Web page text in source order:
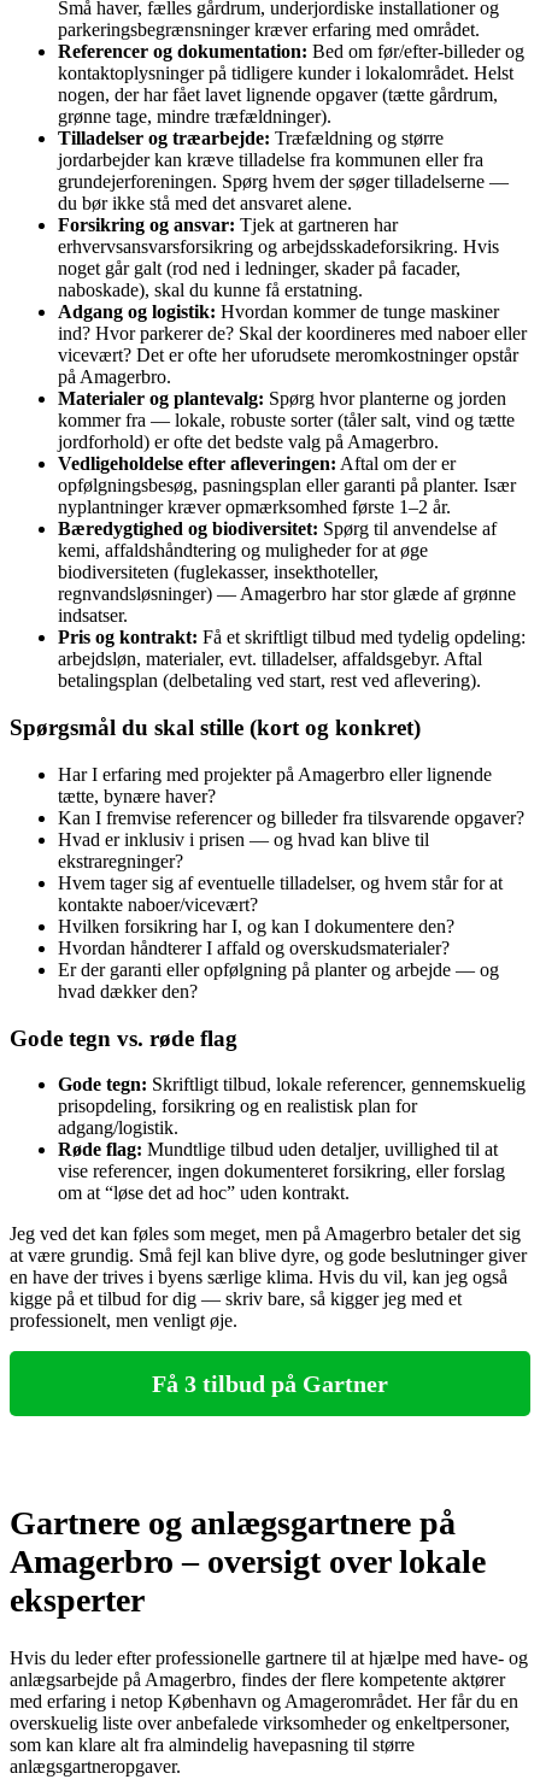
Små haver, fælles gårdrum, underjordiske installationer og
parkeringsbegrænsninger kræver erfaring med området.
Referencer og dokumentation: Bed om før/efter-billeder og
kontaktoplysninger på tidligere kunder i lokalområdet. Helst
nogen, der har fået lavet lignende opgaver (tætte gårdrum,
grønne tage, mindre træfældninger).
Tilladelser og træarbejde: Træfældning og større
jordarbejder kan kræve tilladelse fra kommunen eller fra
grundejerforeningen. Spørg hvem der søger tilladelserne —
du bør ikke stå med det ansvaret alene.
Forsikring og ansvar: Tjek at gartneren har
erhvervsansvarsforsikring og arbejdsskadeforsikring. Hvis
noget går galt (rod ned i ledninger, skader på facader,
naboskade), skal du kunne få erstatning.
Adgang og logistik: Hvordan kommer de tunge maskiner
ind? Hvor parkerer de? Skal der koordineres med naboer eller
vicevært? Det er ofte her uforudsete meromkostninger opstår
på Amagerbro.
Materialer og plantevalg: Spørg hvor planterne og jorden
kommer fra — lokale, robuste sorter (tåler salt, vind og tætte
jordforhold) er ofte det bedste valg på Amagerbro.
Vedligeholdelse efter afleveringen: Aftal om der er
opfølgningsbesøg, pasningsplan eller garanti på planter. Især
nyplantninger kræver opmærksomhed første 1–2 år.
Bæredygtighed og biodiversitet: Spørg til anvendelse af
kemi, affaldshåndtering og muligheder for at øge
biodiversiteten (fuglekasser, insekthoteller,
regnvandsløsninger) — Amagerbro har stor glæde af grønne
indsatser.
Pris og kontrakt: Få et skriftligt tilbud med tydelig opdeling:
arbejdsløn, materialer, evt. tilladelser, affaldsgebyr. Aftal
betalingsplan (delbetaling ved start, rest ved aflevering).
Spørgsmål du skal stille (kort og konkret)
Har I erfaring med projekter på Amagerbro eller lignende
tætte, bynære haver?
Kan I fremvise referencer og billeder fra tilsvarende opgaver?
Hvad er inklusiv i prisen — og hvad kan blive til
ekstraregninger?
Hvem tager sig af eventuelle tilladelser, og hvem står for at
kontakte naboer/vicevært?
Hvilken forsikring har I, og kan I dokumentere den?
Hvordan håndterer I affald og overskudsmaterialer?
Er der garanti eller opfølgning på planter og arbejde — og
hvad dækker den?
Gode tegn vs. røde flag
Gode tegn: Skriftligt tilbud, lokale referencer, gennemskuelig
prisopdeling, forsikring og en realistisk plan for
adgang/logistik.
Røde flag: Mundtlige tilbud uden detaljer, uvillighed til at
vise referencer, ingen dokumenteret forsikring, eller forslag
om at “løse det ad hoc” uden kontrakt.
Jeg ved det kan føles som meget, men på Amagerbro betaler det sig
at være grundig. Små fejl kan blive dyre, og gode beslutninger giver
en have der trives i byens særlige klima. Hvis du vil, kan jeg også
kigge på et tilbud for dig — skriv bare, så kigger jeg med et
professionelt, men venligt øje.
Få 3 tilbud på Gartner
Gartnere og anlægsgartnere på
Amagerbro – oversigt over lokale
eksperter
Hvis du leder efter professionelle gartnere til at hjælpe med have- og
anlægsarbejde på Amagerbro, findes der flere kompetente aktører
med erfaring i netop København og Amagerområdet. Her får du en
overskuelig liste over anbefalede virksomheder og enkeltpersoner,
som kan klare alt fra almindelig havepasning til større
anlægsgartneropgaver.